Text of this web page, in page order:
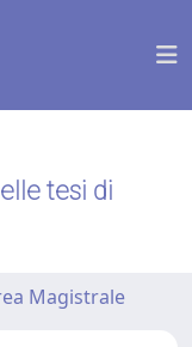
tesi di
Magistrale